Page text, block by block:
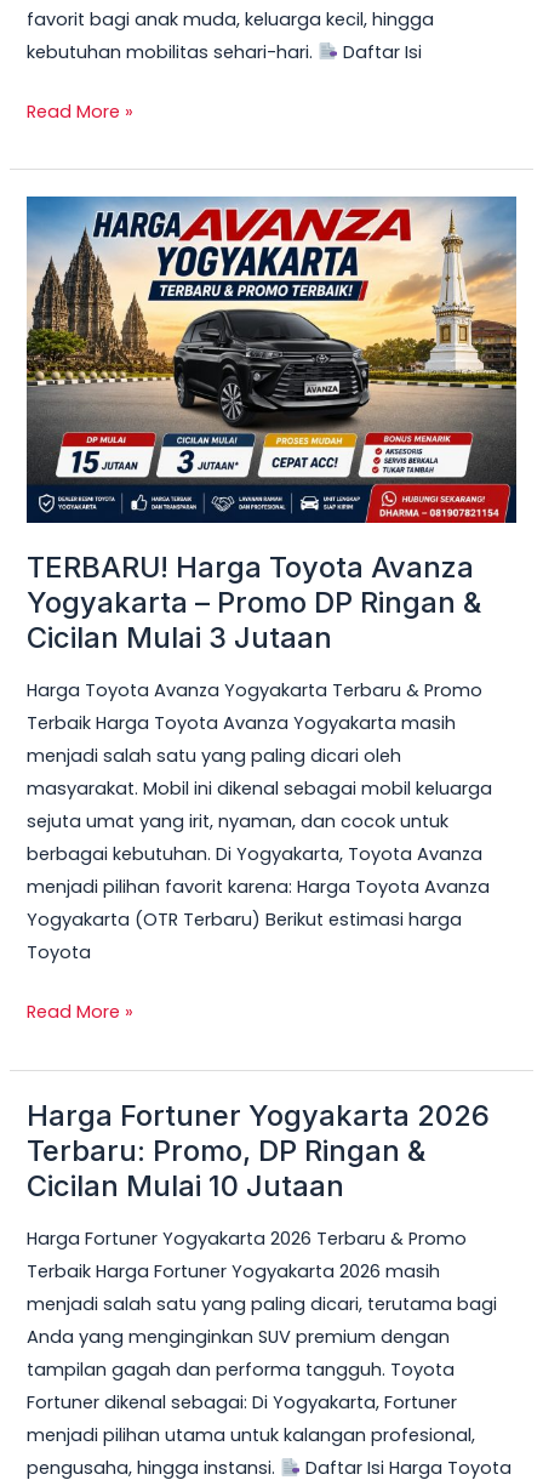
favorit bagi anak muda, keluarga kecil, hingga
kebutuhan mobilitas sehari-hari.
Daftar Isi
Read More »
TERBARU! Harga Toyota Avanza
Yogyakarta – Promo DP Ringan &
Cicilan Mulai 3 Jutaan
Harga Toyota Avanza Yogyakarta Terbaru & Promo
Terbaik Harga Toyota Avanza Yogyakarta masih
menjadi salah satu yang paling dicari oleh
masyarakat. Mobil ini dikenal sebagai mobil keluarga
sejuta umat yang irit, nyaman, dan cocok untuk
berbagai kebutuhan. Di Yogyakarta, Toyota Avanza
menjadi pilihan favorit karena: Harga Toyota Avanza
Yogyakarta (OTR Terbaru) Berikut estimasi harga
Toyota
TERBARU!
Harga
Toyota
Avanza
Yogyakarta
–
Promo
DP
Ringan
&
Mulai
3
Jutaan
Read More »
Harga Fortuner Yogyakarta 2026
Terbaru: Promo, DP Ringan &
Cicilan Mulai 10 Jutaan
Harga Fortuner Yogyakarta 2026 Terbaru & Promo
Terbaik Harga Fortuner Yogyakarta 2026 masih
menjadi salah satu yang paling dicari, terutama bagi
Anda yang menginginkan SUV premium dengan
tampilan gagah dan performa tangguh. Toyota
Fortuner dikenal sebagai: Di Yogyakarta, Fortuner
menjadi pilihan utama untuk kalangan profesional,
pengusaha, hingga instansi.
Daftar Isi Harga Toyota
Harga
Fortuner
Yogyakarta
Terbaru:
Promo,
DP
Ringan
&
Cicilan
Mulai
10